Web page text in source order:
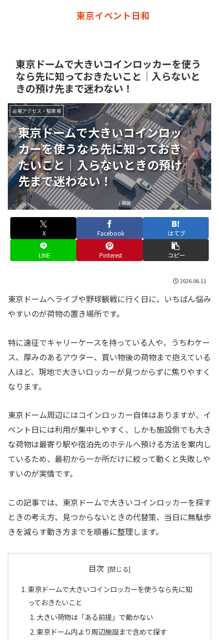
東京イベント日和
東京ドームで大きいコインロッカーを使う
なら先に知っておきたいこと｜入らないと
きの預け先まで迷わない！
東京ドームで大きいコインロッ
カーを使うなら先に知っておき
たいこと｜入らないときの預け
先まで迷わない！
会場アクセス・駐車場
X Facebook はてブ
LINE Pinterest コピー
2026.06.11
東京ドームへライブや野球観戦に行く日に、いちばん悩み
やすいのが荷物の置き場所です。
特に遠征でキャリーケースを持っている人や、うちわケー
ス、厚みのあるアウター、買い物後の荷物まで抱えている
人ほど、現地で大きいロッカーが見つからずに焦りやすく
なります。
東京ドーム周辺にはコインロッカー自体はありますが、イ
ベント日には利用が集中しやすく、しかも施設側でも大き
な荷物は最寄り駅や宿泊先のホテルへ預ける方法を案内し
ているため、最初から一か所だけに絞って動くと失敗しや
すいのが実情です。
この記事では、東京ドームで大きいコインロッカーを探す
ときの考え方、見つからないときの代替策、当日に無駄歩
きを減らす動き方までを順番に整理します。
目次
東京ドームで大きいコインロッカーを使うなら先に知
っておきたいこと
大きい荷物は「ある前提」で動かない
東京ドーム内より周辺施設まで含めて探す